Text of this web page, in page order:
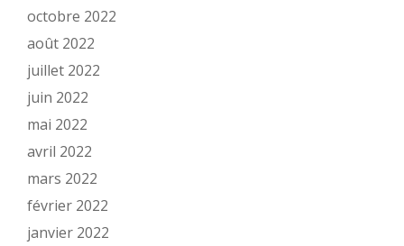
octobre 2022
août 2022
juillet 2022
juin 2022
mai 2022
avril 2022
mars 2022
février 2022
janvier 2022